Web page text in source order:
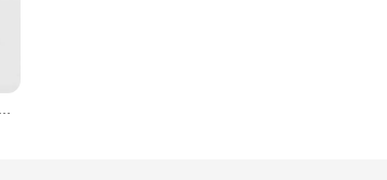
Cloueur manuel pour menuiserie, utile, rapDuty 4 en 1, Brad Nailer solutions.com stery tronic ler